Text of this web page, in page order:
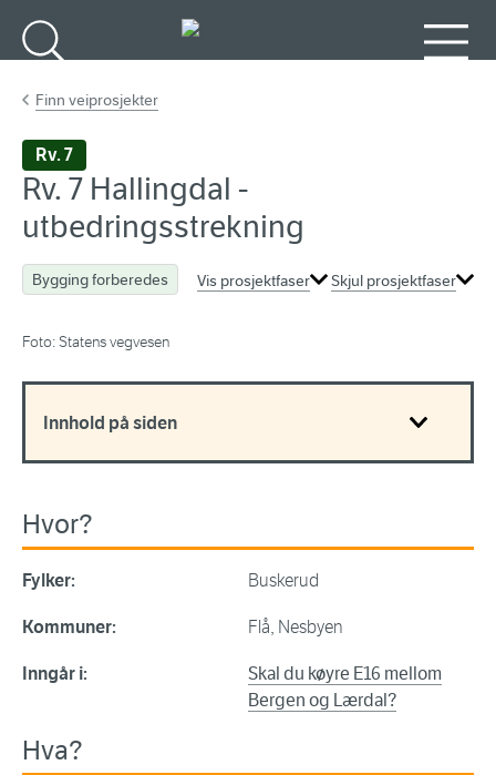
Finn veiprosjekter
Rv. 7
Rv. 7 Hallingdal -
utbedringsstrekning
Bygging forberedes Vis prosjektfaser Skjul prosjektfaser
Foto: Statens vegvesen
Innhold på siden
Hvor?
Fylker: Buskerud
Kommuner: Flå, Nesbyen
Inngår i:
Skal du køyre E16 mellom
Bergen og Lærdal?
Hva?